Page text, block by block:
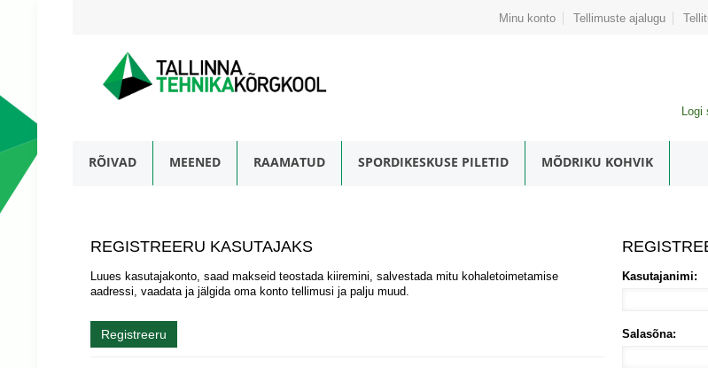
Minu konto Tellimuste ajalugu
Logi
RÕIVAD MEENED RAAMATUD SPORDIKESKUSE PILETID MÕDRIKU KOHVIK
REGISTREERU KASUTAJAKS
Luues kasutajakonto, saad makseid teostada kiiremini, salvestada mitu kohaletoimetamise
aadressi, vaadata ja jälgida oma konto tellimusi ja palju muud.
Registreeru
Kasutajanimi:
Salasõna: